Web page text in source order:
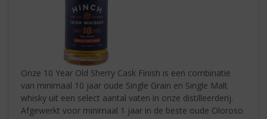
Onze 10 Year Old Sherry Cask Finish is een combinatie
van minimaal 10 jaar oude Single Grain en Single Malt
whisky uit een select aantal vaten in onze distilleerderij.
Afgewerkt voor minimaal 1 jaar in de beste oude Oloroso